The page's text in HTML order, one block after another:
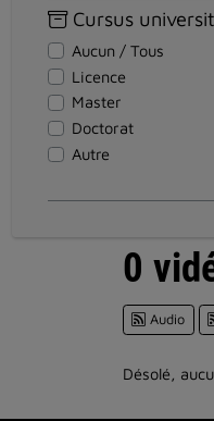
Travaux
Teasers
Clips de
Institutionnel
Événements
Soutenance
Réunion
Visites en vidéo
Cursus
Aucun / Tous
Licence
Master
Doctorat
Autre
0
Audio
Désolé,